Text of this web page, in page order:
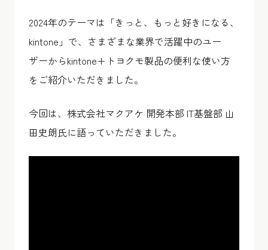
2024年のテーマは「きっと、もっと好きになる、
kintone」で、さまざまな業界で活躍中のユー
ザーからkintone+トヨクモ製品の便利な使い方
をご紹介いただきました。
今回は、株式会社マクアケ 開発本部 IT基盤部 山
田史朗氏に語っていただきました。